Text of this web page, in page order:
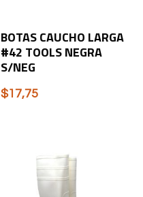
BOTAS CAUCHO LARGA
#42 TOOLS NEGRA
S/NEG
$17,75